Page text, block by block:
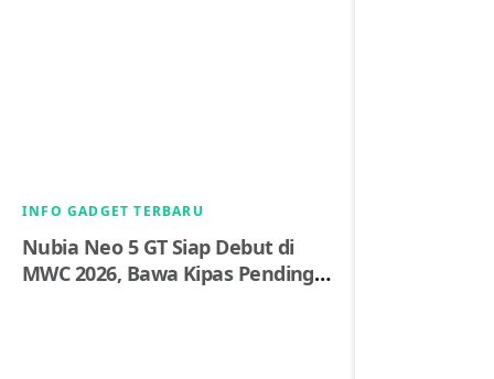
INFO GADGET TERBARU
Nubia Neo 5 GT Siap Debut di
MWC 2026, Bawa Kipas Pendingin